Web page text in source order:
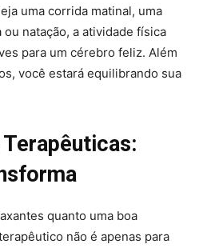
uma corrida matinal, uma
ou natação, a atividade física
para um cérebro feliz. Além
você estará equilibrando sua
quanto uma boa
não é apenas para